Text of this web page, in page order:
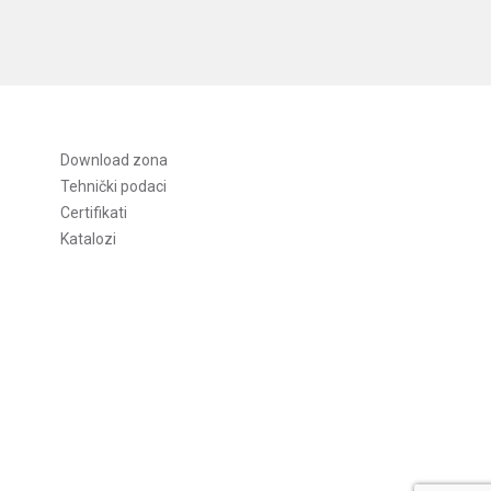
Download zona
Tehnički podaci
Certifikati
Katalozi